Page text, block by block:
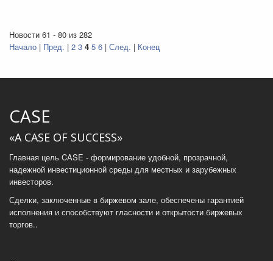
Новости 61 - 80 из 282
Начало | Пред. | 2 3 4 5 6 | След. | Конец
CASE
«A CASE OF SUCCESS»
Главная цель CASE - формирование удобной, прозрачной,
надежной инвестиционной среды для местных и зарубежных
инвесторов.
Сделки, заключенные в биржевом зале, обеспечены гарантией
исполнения и способствуют гласности и открытости биржевых
торгов..